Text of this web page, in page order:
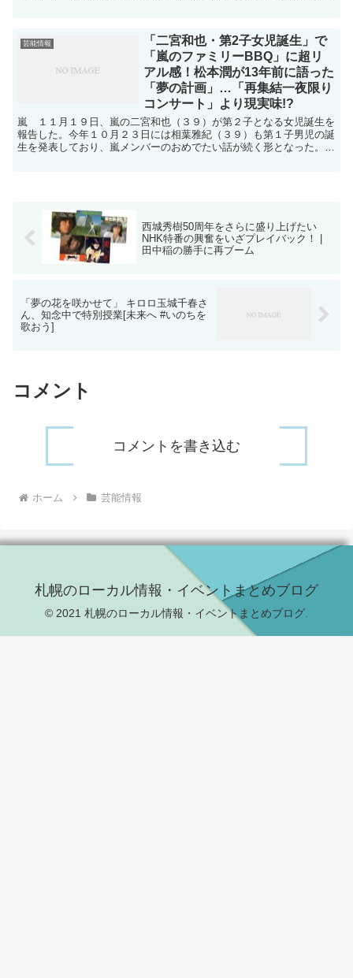
芸能情報
「二宮和也・第2子女児誕生」で
「嵐のファミリーBBQ」に超リ
アル感！松本潤が13年前に語った
「夢の計画」…「再集結一夜限り
コンサート」より現実味!?
嵐 １１月１９日、嵐の二宮和也（３９）が第２子となる女児誕生を
報告した。今年１０月２３日には相葉雅紀（３９）も第１子男児の誕
生を発表しており、嵐メンバーのおめでたい話が続く形となった。関
西城秀樹50周年をさらに盛り上げたい
NHK特番の興奮をいざプレイバック！ |
田中稲の勝手に再ブーム
「夢の花を咲かせて」 キロロ玉城千春さ
ん、知念中で特別授業[未来へ #いのちを
歌おう]
コメント
コメントを書き込む
ホーム 芸能情報
札幌のローカル情報・イベントまとめブログ
© 2021 札幌のローカル情報・イベントまとめブログ.